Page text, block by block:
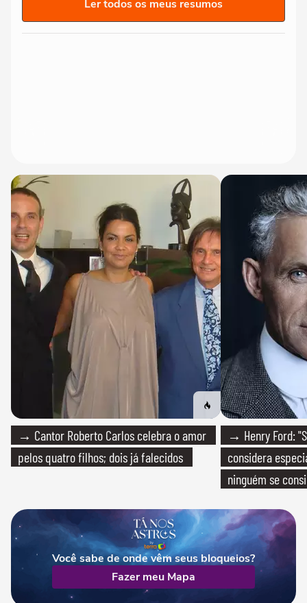
Ler todos os meus resumos
→ Cantor Roberto Carlos celebra o amor
pelos quatro filhos; dois já falecidos
→ Henry Ford:
considera
ninguém se
Você sabe de onde vêm seus bloqueios?
Fazer meu Mapa